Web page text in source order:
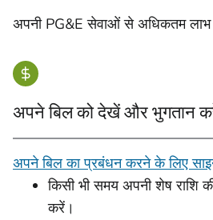
अपनी PG&E सेवाओं से अधिकतम लाभ
अपने बिल को देखें और भुगतान
अपने बिल का प्रबंधन करने के लिए
किसी भी समय अपनी शेष राशि
करें।